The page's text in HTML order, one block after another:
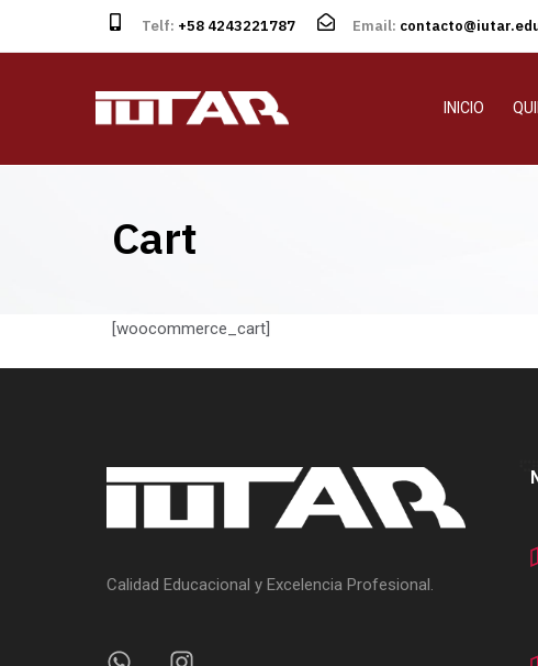
Telf: +58 4243221787 Email:
INICIO
Cart
[woocommerce_cart]
Calidad Educacional y Excelencia Profesional.